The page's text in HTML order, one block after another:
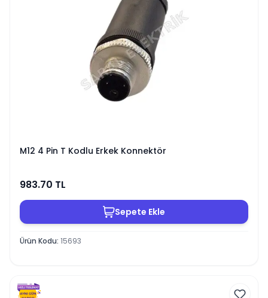
M12 4 Pin T Kodlu Erkek Konnektör
983.70 TL
Sepete Ekle
Ürün Kodu: 15693